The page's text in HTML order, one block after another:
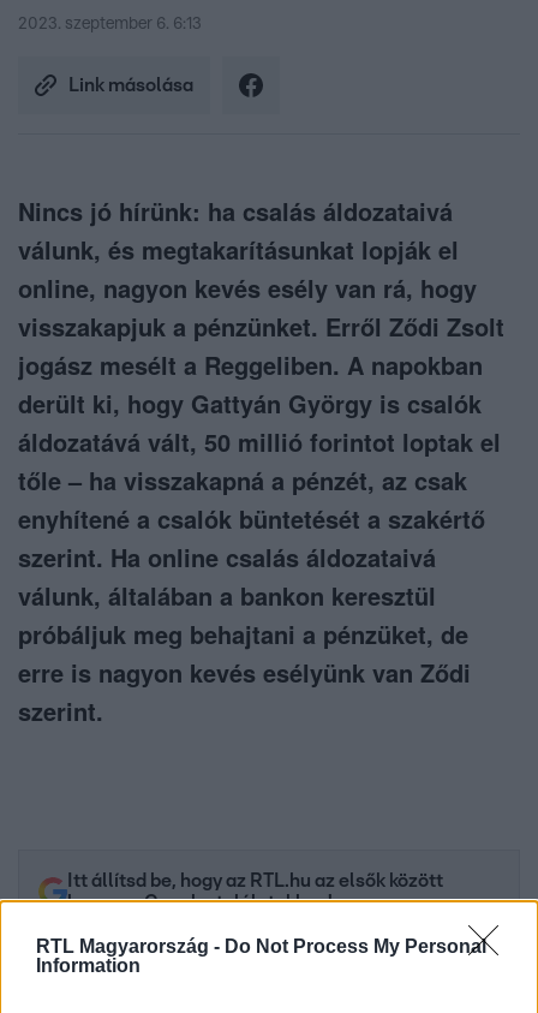
RTL Magyarország - Do Not Process My Personal
Information
2023. szeptember 6. 6:13
Link másolása
Nincs jó hírünk: ha csalás áldozataivá
válunk, és megtakarításunkat lopják el
online, nagyon kevés esély van rá, hogy
visszakapjuk a pénzünket. Erről Ződi Zsolt
jogász mesélt a Reggeliben. A napokban
derült ki, hogy Gattyán György is csalók
áldozatává vált, 50 millió forintot loptak el
tőle – ha visszakapná a pénzét, az csak
enyhítené a csalók büntetését a szakértő
szerint. Ha online csalás áldozataivá
válunk, általában a bankon keresztül
próbáljuk meg behajtani a pénzüket, de
erre is nagyon kevés esélyünk van Ződi
szerint.
Itt állítsd be, hogy az RTL.hu az elsők között
legyen a Google-találatokban!